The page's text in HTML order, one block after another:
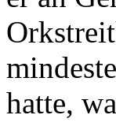
hatte,